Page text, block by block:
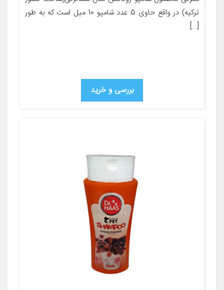
ترکیه) در واقع حاوی 5 عدد شامپو 10 میل است که به طور
[…]
بررسی و خرید